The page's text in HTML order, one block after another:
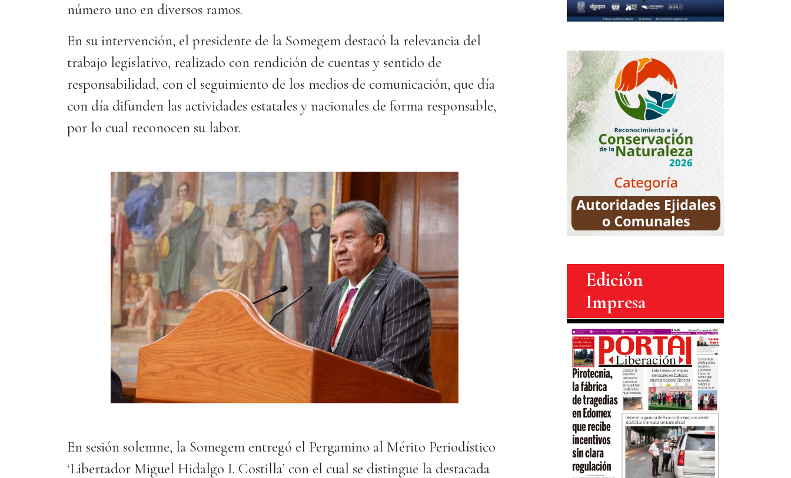
número uno en diversos ramos.
En su intervención, el presidente de la Somegem destacó la relevancia del
trabajo legislativo, realizado con rendición de cuentas y sentido de
responsabilidad, con el seguimiento de los medios de comunicación, que día
con día difunden las actividades estatales y nacionales de forma responsable,
por lo cual reconocen su labor.
En sesión solemne, la Somegem entregó el Pergamino al Mérito Periodístico
‘Libertador Miguel Hidalgo I. Costilla’ con el cual se distingue la destacada
Edición
Impresa